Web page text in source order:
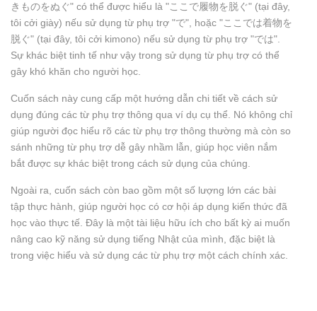
きものをぬぐ" có thể được hiểu là "ここで履物を脱ぐ" (tại đây,
tôi cởi giày) nếu sử dụng từ phụ trợ "で", hoặc "ここでは着物を
脱ぐ" (tại đây, tôi cởi kimono) nếu sử dụng từ phụ trợ "では".
Sự khác biệt tinh tế như vậy trong sử dụng từ phụ trợ có thể
gây khó khăn cho người học.
Cuốn sách này cung cấp một hướng dẫn chi tiết về cách sử
dụng đúng các từ phụ trợ thông qua ví dụ cụ thể. Nó không chỉ
giúp người đọc hiểu rõ các từ phụ trợ thông thường mà còn so
sánh những từ phụ trợ dễ gây nhầm lẫn, giúp học viên nắm
bắt được sự khác biệt trong cách sử dụng của chúng.
Ngoài ra, cuốn sách còn bao gồm một số lượng lớn các bài
tập thực hành, giúp người học có cơ hội áp dụng kiến thức đã
học vào thực tế. Đây là một tài liệu hữu ích cho bất kỳ ai muốn
nâng cao kỹ năng sử dụng tiếng Nhật của mình, đặc biệt là
trong việc hiểu và sử dụng các từ phụ trợ một cách chính xác.